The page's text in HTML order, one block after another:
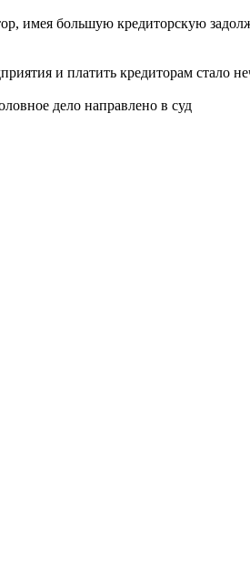
имея большую кредиторскую
и платить кредиторам стало
дело направлено в суд